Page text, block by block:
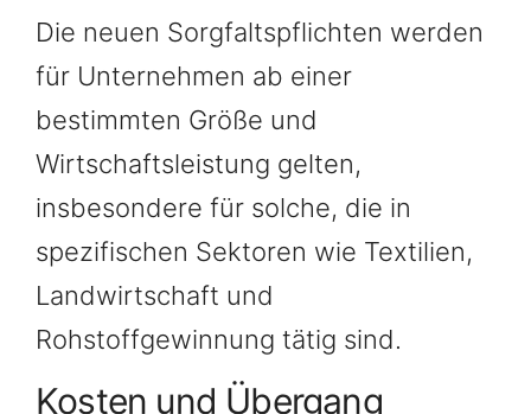
Die neuen Sorgfaltspflichten werden
für Unternehmen ab einer
bestimmten Größe und
Wirtschaftsleistung gelten,
insbesondere für solche, die in
spezifischen Sektoren wie Textilien,
Landwirtschaft und
Rohstoffgewinnung tätig sind.
Kosten und Übergang